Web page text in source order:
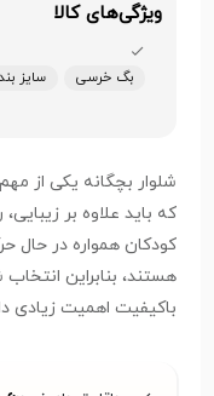
ویژگی‌های کالا
بگ خرسی سایز بندی
شلوار بچگانه یکی از
که باید علاوه بر
کودکان همواره در حال
هستند، بنابراین
باکیفیت اهمیت زیادی